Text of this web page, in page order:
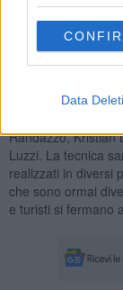
Data
Con venerdì 10
Concordi, mentre
di Venturina Terme
prossima
Boccatonda,
Randazzo, Kristian
Luzzi. La tecnica
realizzati in diversi
che sono ormai
e turisti si fermano